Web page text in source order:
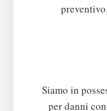
Siamo in
per danni